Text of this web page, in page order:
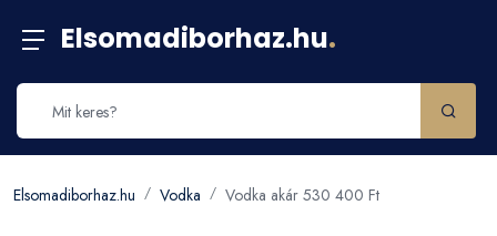
Elsomadiborhaz.hu.
Elsomadiborhaz.hu Vodka Vodka akár 530 400 Ft